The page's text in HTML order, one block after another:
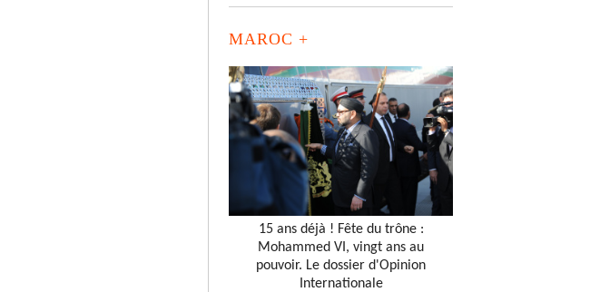
MAROC +
15 ans déjà ! Fête du trône :
Mohammed VI, vingt ans au
pouvoir. Le dossier d'Opinion
Internationale